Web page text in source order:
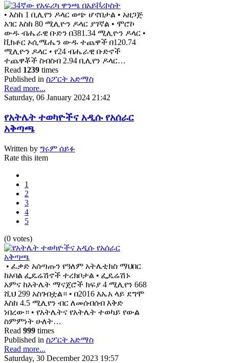
• እስከ 1 ቢሊየን ዶላር ወጭ ሆኖበታል • አዘጋጅ
አገር እስከ 80 ሚሊዮን ዶላር ያገኛል • ሞሮኮ
ውዱ ብሔራዊ ቡድን በ381.34 ሚሊዮን ዶላር •
ቪክቶር ኦሲሜሔን ውዱ ተጨዋች በ120.74
ሚሊዮን ዶላር • የ24 ብሔራዊ ቡድኖች
ተጨዋቾች ስብስብ 2.94 ቢሊየን ዶላር…
Read 1239 times
Published in ስፖርት አድማስ
Read more...
Saturday, 06 January 2024 21:42
የአትሌት ተወካዮችና አዲሱ የአሰራር
አቅጣጫ
Written by ግሩም ሰይፉ
Rate this item
1
2
3
4
5
(0 votes)
• ፈቃድ አሰጣጡን የዓለም አትሌቲክስ ማህበር
ከአባል ፌዴሬሽኖች ተረክቦታል • ፌዴሬሽኑ
አምና ከአትሌት ማናጀሮች ክፍያ 4 ሚሊየን 668
ሺህ 299 አስገብቷል። • በ2016 እኤአ ላይ ደግሞ
እስከ 4.5 ሚሊየን ብር ለመሰብሰብ እቅድ
ነበረው። • የአትሌትና የአትሌት ተወካይ የውል
ስምምነት ሁለት…
Read 999 times
Published in ስፖርት አድማስ
Read more...
Saturday, 30 December 2023 19:57